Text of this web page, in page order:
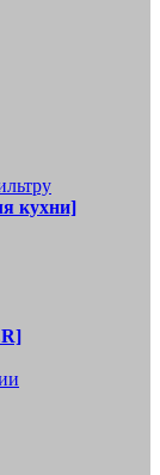
кухни]